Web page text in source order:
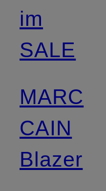
im
SALE
MARC
CAIN
Blazer